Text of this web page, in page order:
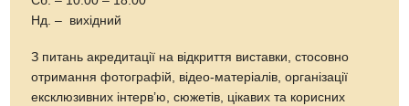
Нд. – вихідний
З питань акредитації на відкриття виставки, стосовно
отримання фотографій, відео-матеріалів, організації
ексклюзивних інтерв’ю, сюжетів, цікавих та корисних